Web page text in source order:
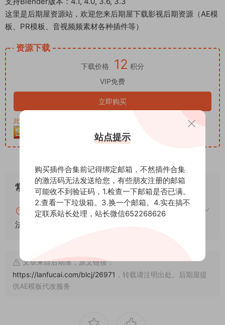
这里是后期屋资源站，欢迎您来后期屋下载影视后期资源（AE模
板、PR模板、音视频频素材各种插件等）
资源下载
下载价格 12 积分
VIP免费
立即购买
此资源购买后30天内可下载。客服QQ：652268626
常见问题
blender怎么安装插件？blender插件安装通用方
法！
文章来自后期屋，原文链接：
https://lanfucai.com/blcj/26971 ，转载请注明出处。后期屋提
供AE模板代改服务
站点提示
购买插件合集前记得绑定邮箱，不然插件合集
的激活码无法发送给您，有些朋友注册的邮箱
可能收不到验证码，1.检查一下邮箱是否已满。
2.查看一下垃圾箱。3.换一个邮箱。4.实在搞不
定联系站长处理，站长微信652268626